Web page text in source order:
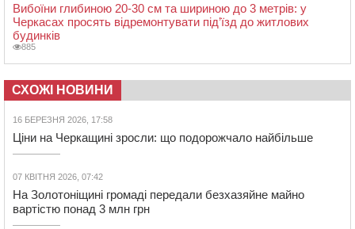
Вибоїни глибиною 20-30 см та шириною до 3 метрів: у
Черкасах просять відремонтувати під’їзд до житлових
будинків
885
СХОЖІ НОВИНИ
16 БЕРЕЗНЯ 2026, 17:58
Ціни на Черкащині зросли: що подорожчало найбільше
07 КВІТНЯ 2026, 07:42
На Золотоніщині громаді передали безхазяйне майно
вартістю понад 3 млн грн